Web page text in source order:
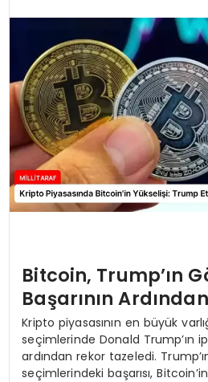
Bitcoin, Trump’ın
Başarının
Kripto piyasasının en büyük
seçimlerinde Donald Trump’ın
ardından rekor tazeledi.
seçimlerindeki başarısı,